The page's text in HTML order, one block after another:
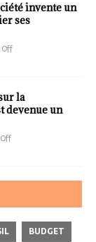
invente un
ses
la
devenue un
BUDGET